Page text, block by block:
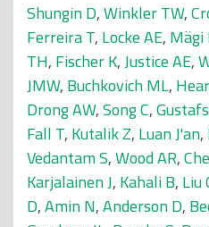
Shungin D,Winkler TW,
Ferreira T, Locke AE, Mägi
TH, Fischer K,Justice AE,
JMW, Buchkovich ML,
Drong AW,Song C,
Fall T, Kutalik Z, Luan J'an,
Vedantam S,Wood AR,
Karjalainen J, Kahali B, Liu
D,Amin N,Anderson D,